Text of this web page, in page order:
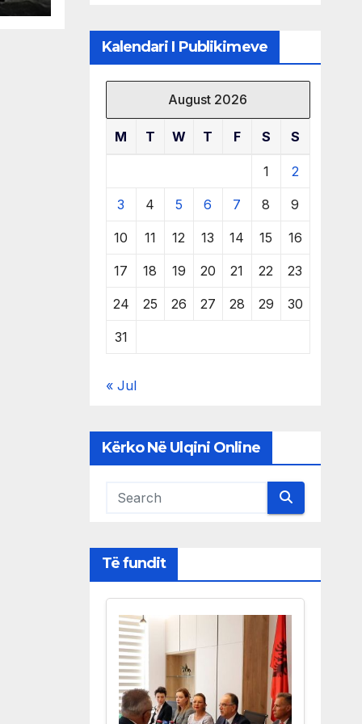
Kalendari I Publikimeve
August 2026
M T W T F S S
1 2
3 4 5 6 7 8 9
10 11 12 13 14 15 16
17 18 19 20 21 22 23
24 25 26 27 28 29 30
31
« Jul
Kërko Në Ulqini Online
Të fundit